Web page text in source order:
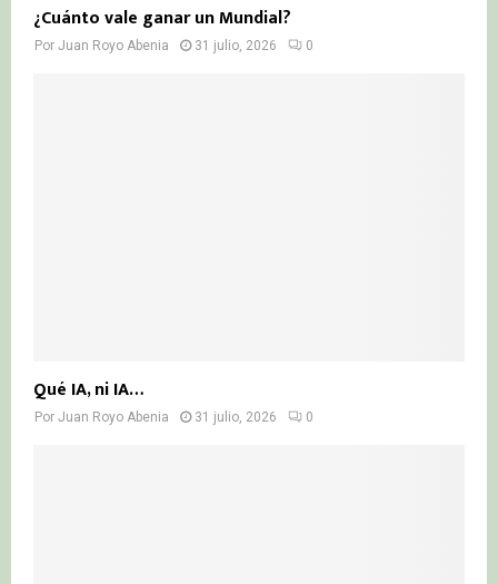
¿Cuánto vale ganar un Mundial?
Por Juan Royo Abenia 31 julio, 2026 0
Qué IA, ni IA…
Por Juan Royo Abenia 31 julio, 2026 0